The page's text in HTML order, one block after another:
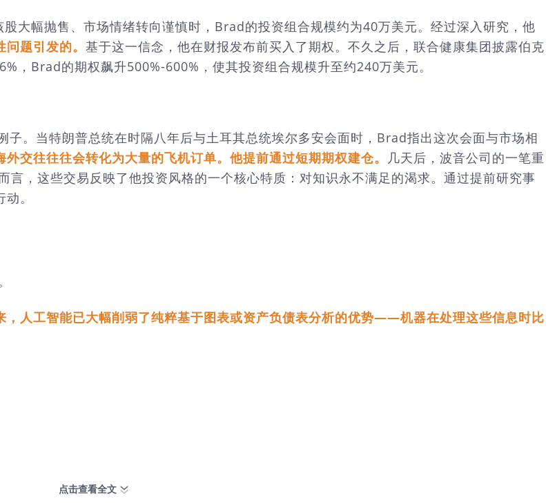
大幅抛售、市场情绪转向谨慎时，Brad的投资组合规模约为40万美元。经过深入研究，他
题引发的。 基于这一信念，他在财报发布前买入了期权。不久之后，联合健康集团披露伯克
，Brad的期权飙升500%-600%，使其投资组合规模升至约240万美元。
。当特朗普总统在时隔八年后与土耳其总统埃尔多安会面时，Brad指出这次会面与市场相
外交往往往会转化为大量的飞机订单。他提前通过短期期权建仓。
几天后，波音公司的一笔重
，这些交易反映了他投资风格的一个核心特质：对知识永不满足的渴求。通过提前研究事
。
人工智能已大幅削弱了纯粹基于图表或资产负债表分析的优势——机器在处理这些信息时比
点击查看全文